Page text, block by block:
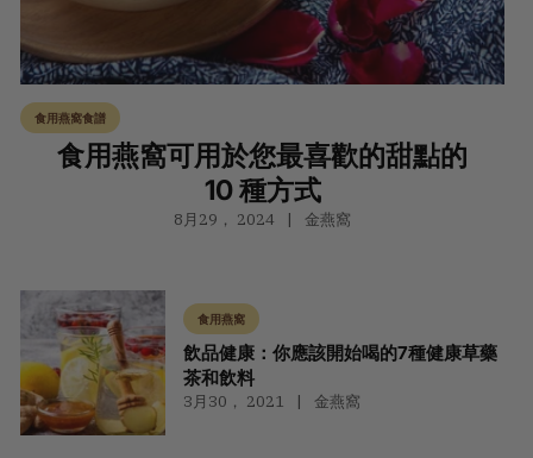
食用燕窩食譜
食用燕窩可用於您最喜歡的甜點的
10 種方式
8月29， 2024 金燕窩
食用燕窩
飲品健康：你應該開始喝的7種健康草藥
茶和飲料
3月30， 2021 金燕窩